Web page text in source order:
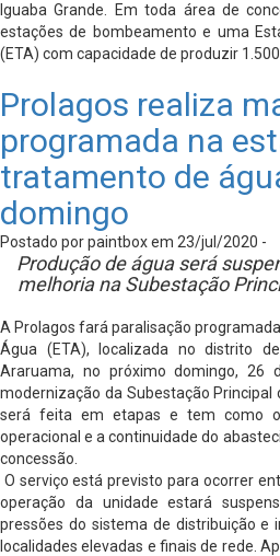
Iguaba Grande. Em toda área de
estações de bombeamento e uma
(ETA) com capacidade de produzir
Prolagos realiza
programada na
tratamento de
domingo
Postado por paintbox em 23/jul/2020 -
Produção de água será
melhoria na Subestação
A Prolagos fará paralisação
Água (ETA), localizada no distrito
Araruama, no próximo domingo, 26
modernização da Subestação Principal
será feita em etapas e tem como
operacional e a continuidade do
concessão.
O serviço está previsto para ocorrer
operação da unidade estará
pressões do sistema de distribuição e
localidades elevadas e finais de rede.